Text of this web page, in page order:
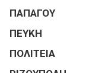
ΠΑΠΑΓΟΥ
ΠΕΥΚΗ
ΠΟΛΙΤΕΙΑ